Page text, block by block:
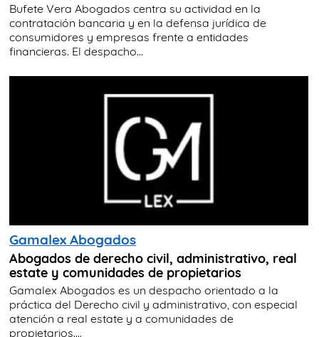
Bufete Vera Abogados centra su actividad en la
contratación bancaria y en la defensa jurídica de
consumidores y empresas frente a entidades
financieras. El despacho...
Gamalex Abogados
Abogados de derecho civil, administrativo, real
estate y comunidades de propietarios
Gamalex Abogados es un despacho orientado a la
práctica del Derecho civil y administrativo, con especial
atención a real estate y a comunidades de
propietarios....